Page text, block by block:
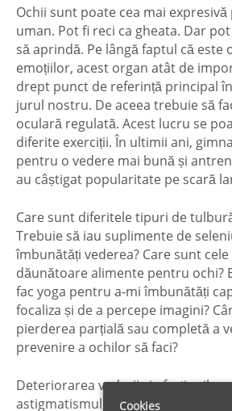
Ochii sunt poate cea mai
uman. Pot fi reci ca gheata. Dar
să aprindă. Pe lângă faptul că este
emoțiilor, acest organ atât de
drept punct de referință principal
jurul nostru. De aceea trebuie să
oculară regulată. Acest lucru se
diferite exerciții. În ultimii ani,
pentru o vedere mai bună și
au câștigat popularitate pe scară
Care sunt diferitele tipuri de
Trebuie să iau suplimente de
îmbunătăți vederea? Care sunt
dăunătoare alimente pentru ochi?
fac yoga pentru a-mi îmbunătăți
focaliza și de a percepe imagini?
pierderea parțială sau completă a
prevenire a ochilor să faci?
Deteriorarea vederii și afecțiunile
astigmatismul, miopia și
Cookies